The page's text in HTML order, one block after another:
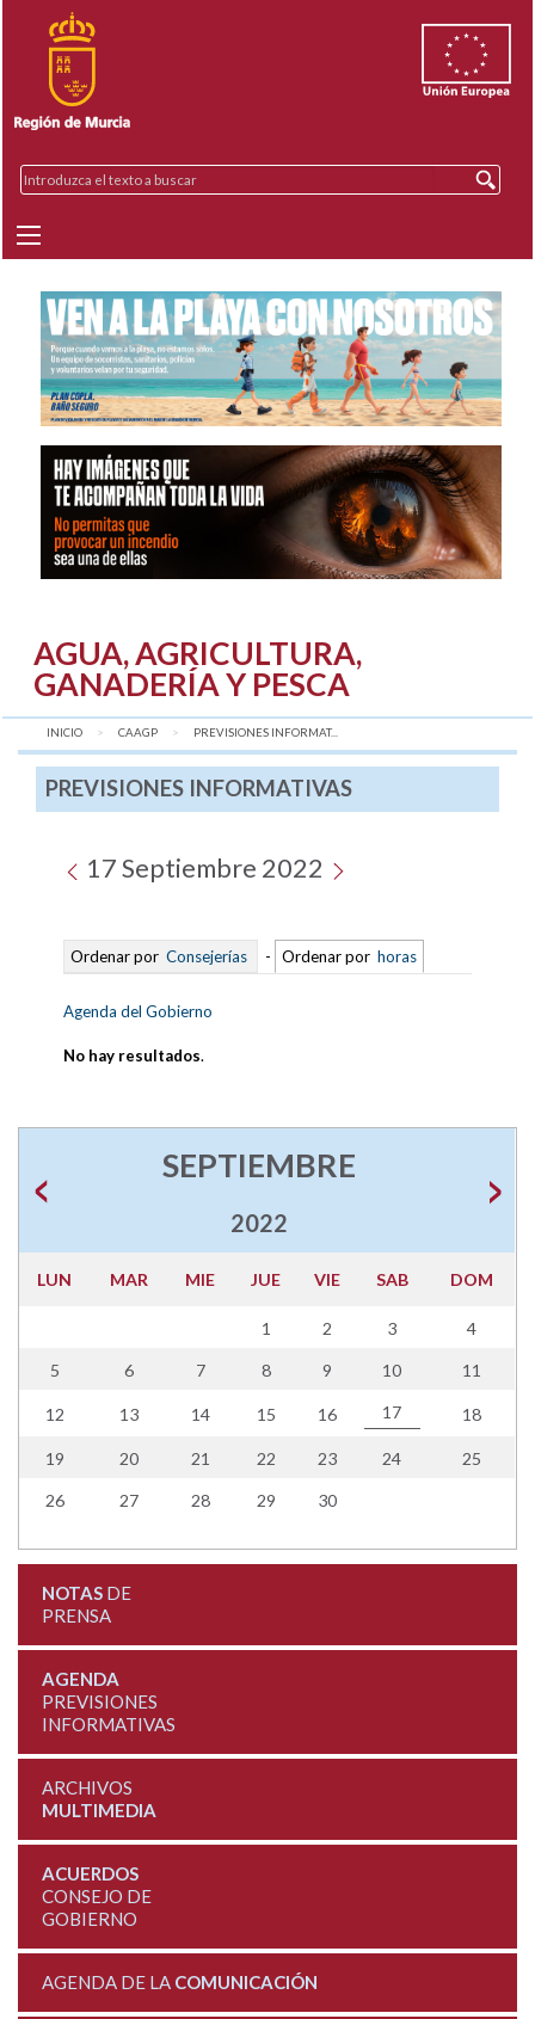
AGUA, AGRICULTURA,
GANADERÍA Y PESCA
INICIO CAAGP AQUÍ:
PREVISIONES INFORMAT...
PREVISIONES INFORMATIVAS
17 Septiembre 2022
Ordenar por Consejerías - Ordenar por horas
Agenda del Gobierno
No hay resultados.
SEPTIEMBRE
2022
LUN MAR MIE JUE VIE SAB DOM
1 2 3 4
5 6 7 8 9 10 11
12 13 14 15 16 17 18
19 20 21 22 23 24 25
26 27 28 29 30
NOTASDE
PRENSA
AGENDA
PREVISIONES
INFORMATIVAS
ARCHIVOS
MULTIMEDIA
ACUERDOS
CONSEJO DE
GOBIERNO
AGENDA DE LA COMUNICACIÓN